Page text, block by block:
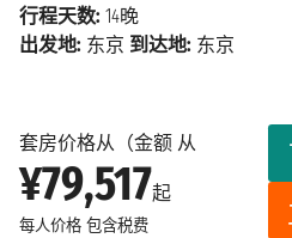
套房价格从（金额 从
¥79,517起
每人价格 包含税费
行程天数: 14晚
出发地: 东京 到达地: 东京